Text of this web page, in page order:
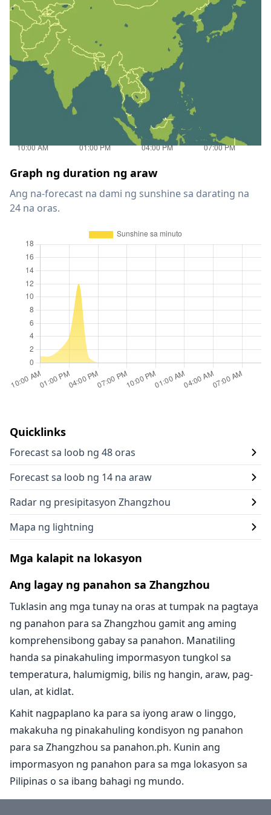
Graph ng duration ng araw
Ang na-forecast na dami ng sunshine sa darating na
24 na oras.
Quicklinks
Forecast sa loob ng 48 oras
Forecast sa loob ng 14 na araw
Radar ng presipitasyon Zhangzhou
Mapa ng lightning
Mga kalapit na lokasyon
Ang lagay ng panahon sa Zhangzhou
Tuklasin ang mga tunay na oras at tumpak na pagtaya
ng panahon para sa Zhangzhou gamit ang aming
komprehensibong gabay sa panahon. Manatiling
handa sa pinakahuling impormasyon tungkol sa
temperatura, halumigmig, bilis ng hangin, araw, pag-
ulan, at kidlat.
Kahit nagpaplano ka para sa iyong araw o linggo,
makakuha ng pinakahuling kondisyon ng panahon
para sa Zhangzhou sa panahon.ph. Kunin ang
impormasyon ng panahon para sa mga lokasyon sa
Pilipinas o sa ibang bahagi ng mundo.